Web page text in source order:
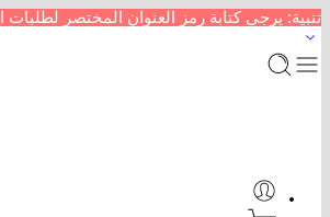
تنبية: يرجى كتابة رمز العنوان المختصر